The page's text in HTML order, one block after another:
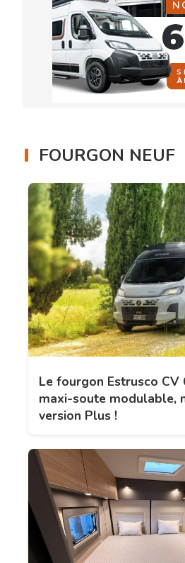
FOURGON NEUF
Le fourgon Estrusco CV
maxi-soute modulable,
version Plus !